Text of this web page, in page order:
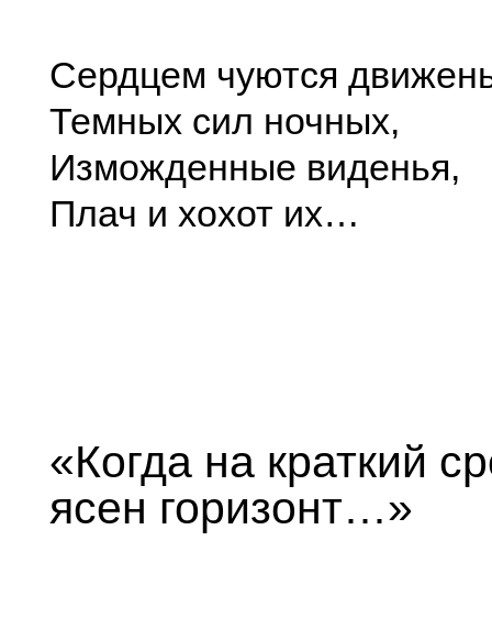
Сердцем чуются
Темных сил ночных,
Изможденные виденья,
Плач и хохот их…
«Когда на краткий
ясен горизонт…»